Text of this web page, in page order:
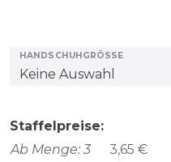
HANDSCHUHGRÖSSE
Staffelpreise:
Ab Menge: 3
3,65 €